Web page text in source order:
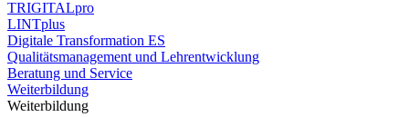
TRIGITALpro
LINTplus
Digitale Transformation ES
Qualitätsmanagement und Lehrentwicklung
Beratung und Service
Weiterbildung
Weiterbildung